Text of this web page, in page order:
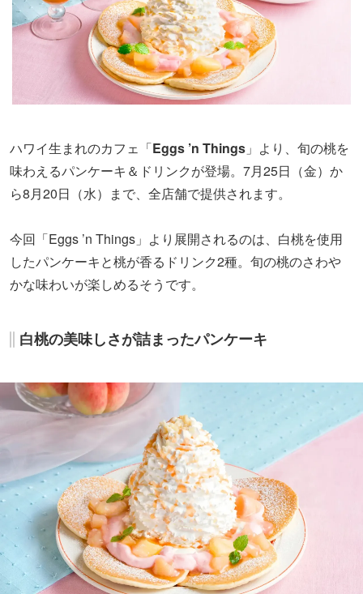
ハワイ生まれのカフェ「Eggs ’n Things 」より、旬の桃を
味わえるパンケーキ＆ドリンクが登場。7月25日（金）か
ら8月20日（水）まで、全店舗で提供されます。
今回「Eggs ’n Things」より展開されるのは、白桃を使用
したパンケーキと桃が香るドリンク2種。旬の桃のさわや
かな味わいが楽しめるそうです。
白桃の美味しさが詰まったパンケーキ